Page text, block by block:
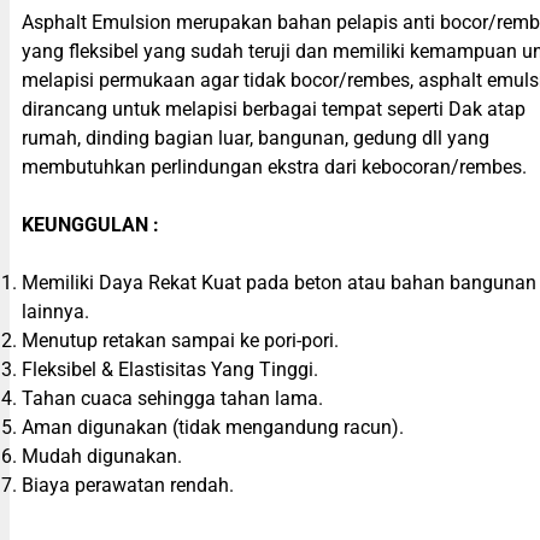
Asphalt Emulsion merupakan bahan pelapis anti bocor/
yang fleksibel yang sudah teruji dan memiliki kemampuan
melapisi permukaan agar tidak bocor/rembes, asphalt
dirancang untuk melapisi berbagai tempat seperti Dak atap
rumah, dinding bagian luar, bangunan, gedung dll yang
membutuhkan perlindungan ekstra dari kebocoran/rembes.
KEUNGGULAN :
Memiliki Daya Rekat Kuat pada beton atau bahan bangunan
lainnya.
Menutup retakan sampai ke pori-pori.
Fleksibel & Elastisitas Yang Tinggi.
Tahan cuaca sehingga tahan lama.
Aman digunakan (tidak mengandung racun).
Mudah digunakan.
Biaya perawatan rendah.